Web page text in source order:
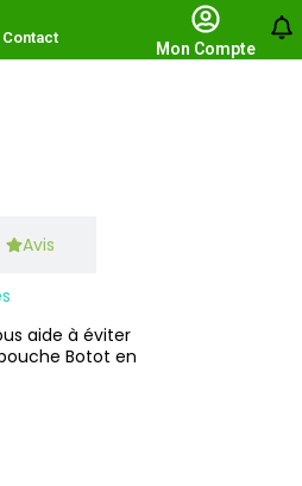
Contact
Mon Compte
Avis
aide à éviter
Botot en